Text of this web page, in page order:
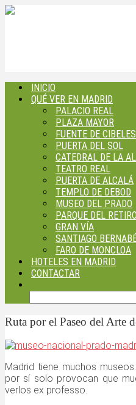
INICIO
QUÉ VER EN MADRID
PALACIO REAL
PLAZA MAYOR
FUENTE DE CIBELES
PUERTA DEL SOL
CATEDRAL DE LA
TEATRO REAL
PUERTA DE ALCALÁ
TEMPLO DE DEBOD
MUSEO DEL PRADO
PARQUE DEL RETIRO
GRAN VÍA
SANTIAGO
FARO DE MONCLOA
HOTELES EN MADRID
CONTACTAR
Ruta por el Paseo del Arte
Madrid tiene muchos
por sí solo provocan que
verlos ex professo.